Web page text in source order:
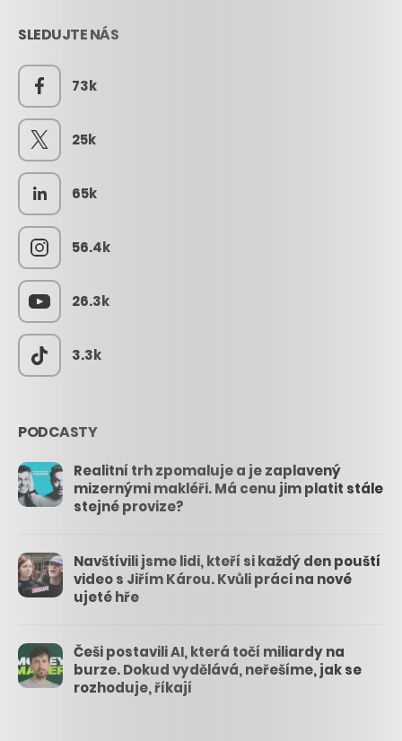
SLEDUJTE NÁS
73k
25k
65k
56.4k
26.3k
3.3k
PODCASTY
Realitní trh zpomaluje a je zaplavený
mizernými makléři. Má cenu jim platit stále
stejné provize?
Navštívili jsme lidi, kteří si každý den pouští
video s Jiřím Károu. Kvůli práci na nové
ujeté hře
Češi postavili AI, která točí miliardy na
burze. Dokud vydělává, neřešíme, jak se
rozhoduje, říkají